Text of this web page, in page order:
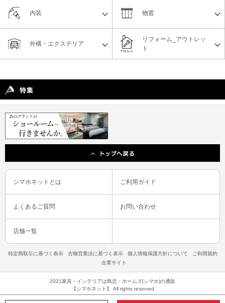
リフォーム_アウトレッ
ト
物置
外構・エクステリア
内装
シマホネットとは ご利用ガイド
よくあるご質問 お問い合わせ
店舗一覧
特定商取引に基づく表示 古物営業法に基づく表示 個人情報保護方針について
ご利用規約
企業サイト
2021家具・インテリアは島忠・ホームズ(シマホ)の通販
【シマホネット】 All rights reserved